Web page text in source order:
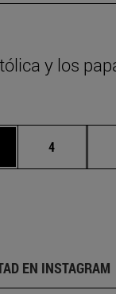
y los
Página
4
EN INSTAGRAM